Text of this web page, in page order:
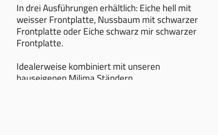
In drei Ausführungen erhältlich: Eiche hell mit
weisser Frontplatte, Nussbaum mit schwarzer
Frontplatte oder Eiche schwarz mir schwarzer
Frontplatte.
Idealerweise kombiniert mit unseren
hauseigenen Milima Ständern.